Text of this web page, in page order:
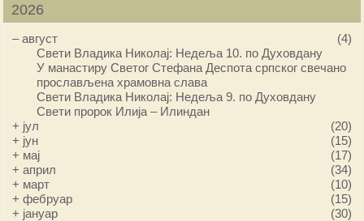
2026
–август
(4)
Свети Владика Николај: Недеља 10. по Духовдану
У манастиру Светог Стефана Деспота српског свечано
прослављена храмовна слава
Свети Владика Николај: Недеља 9. по Духовдану
Свети пророк Илија – Илиндан
+ јул
(20)
+ јун
(15)
+ мај
(17)
+април
(34)
+ март
(10)
+фебруар
(15)
+ јануар (30)